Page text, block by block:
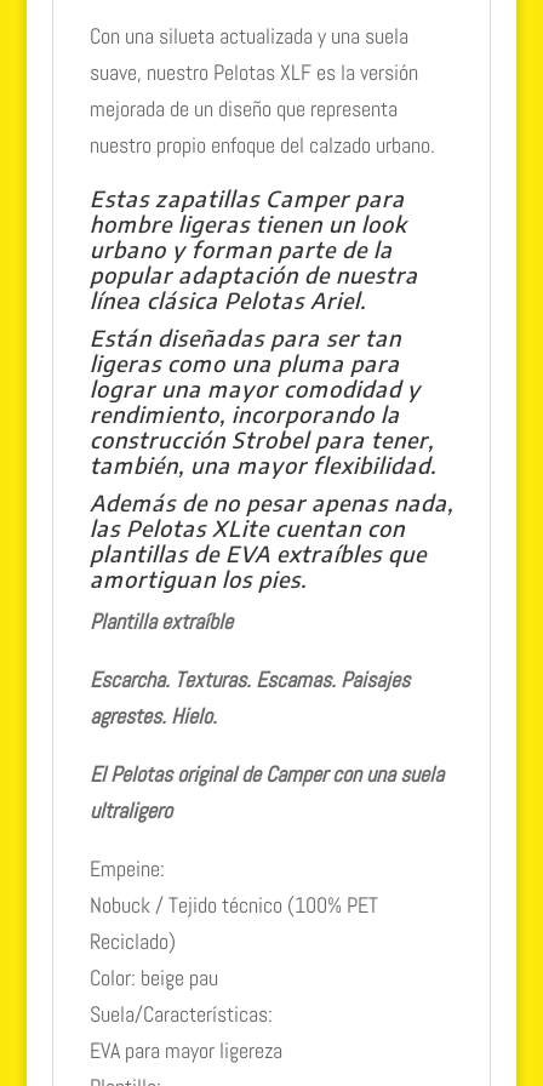
Con una silueta actualizada y una suela
suave, nuestro Pelotas XLF es la versión
mejorada de un diseño que representa
nuestro propio enfoque del calzado urbano.
Estas zapatillas Camper para
hombre ligeras tienen un look
urbano y forman parte de la
popular adaptación de nuestra
línea clásica Pelotas Ariel.
Están diseñadas para ser tan
ligeras como una pluma para
lograr una mayor comodidad y
rendimiento, incorporando la
construcción Strobel para tener,
también, una mayor flexibilidad.
Además de no pesar apenas nada,
las Pelotas XLite cuentan con
plantillas de EVA extraíbles que
amortiguan los pies.
Plantilla extraíble
Escarcha. Texturas. Escamas. Paisajes
agrestes. Hielo.
El Pelotas original de Camper con una suela
ultraligero
Empeine:
Nobuck / Tejido técnico (100% PET
Reciclado)
Color: beige pau
Suela/Características:
EVA para mayor ligereza